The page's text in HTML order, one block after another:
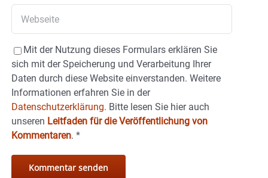
Mit der Nutzung dieses Formulars erklären Sie
sich mit der Speicherung und Verarbeitung Ihrer
Daten durch diese Website einverstanden. Weitere
Informationen erfahren Sie in der
Datenschutzerklärung. Bitte lesen Sie hier auch
unseren Leitfaden für die Veröffentlichung von
Kommentaren. *